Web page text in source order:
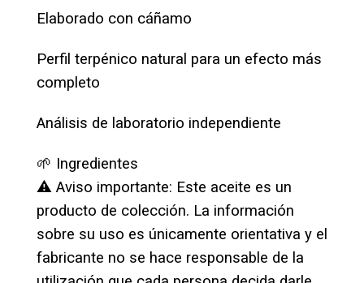
Elaborado con cáñamo
Perfil terpénico natural para un efecto más
completo
Análisis de laboratorio independiente
🌱 Ingredientes
⚠️ Aviso importante: Este aceite es un
producto de colección. La información
sobre su uso es únicamente orientativa y el
fabricante no se hace responsable de la